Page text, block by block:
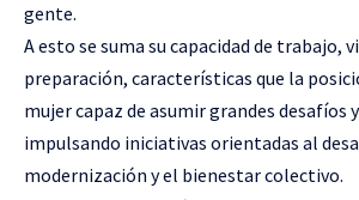
gente.
A esto se suma su capacidad de trabajo,
preparación, características que la
mujer capaz de asumir grandes desafíos
impulsando iniciativas orientadas al
modernización y el bienestar colectivo.